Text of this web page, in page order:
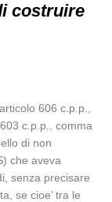
costruire
606 c.p.p.,
c.p.p., comma
di non
che aveva
senza precisare
se cioe’ tra le